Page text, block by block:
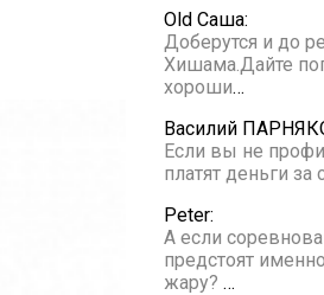
Old Саша:
Доберутся и до
Хишама.Дайте
хороши…
Василий
Если вы не
платят деньги за
Peter:
А если
предстоят
жару? …